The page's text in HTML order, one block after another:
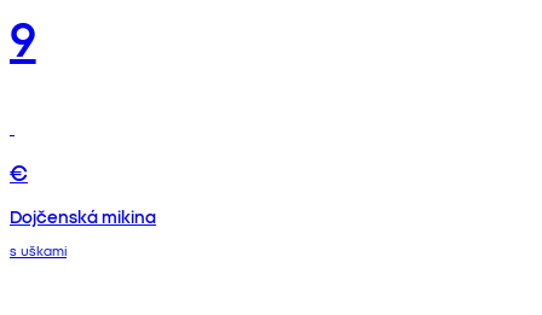
9
€
Dojčenská mikina
s uškami